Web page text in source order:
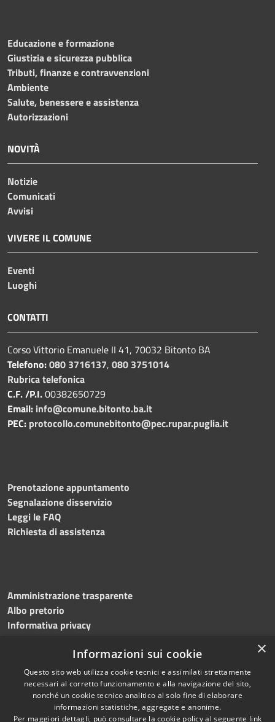
Educazione e formazione
Giustizia e sicurezza pubblica
Tributi, finanze e contravvenzioni
Ambiente
Salute, benessere e assistenza
Autorizzazioni
NOVITÀ
Notizie
Comunicati
Avvisi
VIVERE IL COMUNE
Eventi
Luoghi
CONTATTI
Corso Vittorio Emanuele II 41, 70032 Bitonto BA
Telefono:080 3716137, 080 3751014
Rubrica telefonica
C.F. /P.I.00382650729
Email: info@comune.bitonto.ba.it
PEC: protocollo.comunebitonto@pec.rupar.puglia.it
Prenotazione appuntamento
Segnalazione disservizio
Leggi le FAQ
Richiesta di assistenza
Amministrazione trasparente
Albo pretorio
Informativa privacy
Dichiarazione di accessibilità Meccanismo di feedback
RSS
Copyright © 2026 • Comune di
×
Informazioni sui cookie
Questo sito web utilizza cookie tecnici e assimilati strettamente
necessari al corretto funzionamento e alla navigazione del sito,
nonché un cookie tecnico analitico al solo fine di elaborare
informazioni statistiche, aggregate e anonime.
Per maggiori dettagli, può consultare la cookie policy al seguente link